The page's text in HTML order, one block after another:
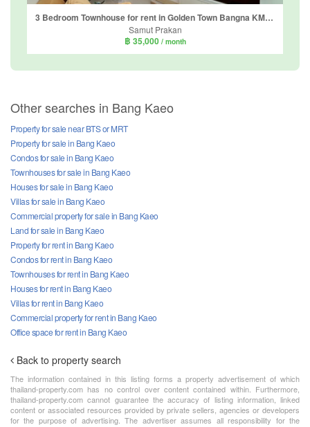
3 Bedroom Townhouse for rent in Golden Town Bangna KM.5, Bang Kaeo, Samut Prakan
Samut Prakan
฿ 35,000 / month
Other searches in Bang Kaeo
Property for sale near BTS or MRT
Property for sale in Bang Kaeo
Condos for sale in Bang Kaeo
Townhouses for sale in Bang Kaeo
Houses for sale in Bang Kaeo
Villas for sale in Bang Kaeo
Commercial property for sale in Bang Kaeo
Land for sale in Bang Kaeo
Property for rent in Bang Kaeo
Condos for rent in Bang Kaeo
Townhouses for rent in Bang Kaeo
Houses for rent in Bang Kaeo
Villas for rent in Bang Kaeo
Commercial property for rent in Bang Kaeo
Office space for rent in Bang Kaeo
Back to property search
The information contained in this listing forms a property advertisement of which
thailand-property.com has no control over content contained within. Furthermore,
thailand-property.com cannot guarantee the accuracy of listing information, linked
content or associated resources provided by private sellers, agencies or developers
for the purpose of advertising. The advertiser assumes all responsibility for the